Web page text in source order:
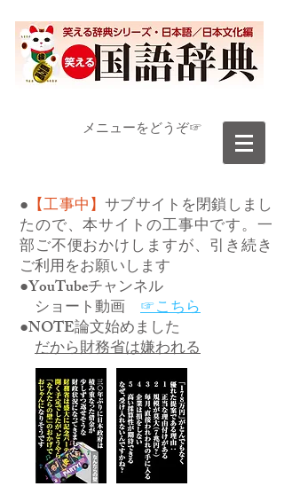
​メニューをどうぞ☞
● 【工事中】サブサイトを閉鎖しまし
たので、本サイトの工事中です。一
部ご不便おかけしますが、引き続き
ご利用をお願いします
●YouTubeチャンネル
ショート動画 ☞こちら
●NOTE論文始めました
だから財務省は嫌われる